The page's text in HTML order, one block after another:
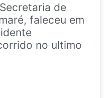
de
faleceu em
no ultimo